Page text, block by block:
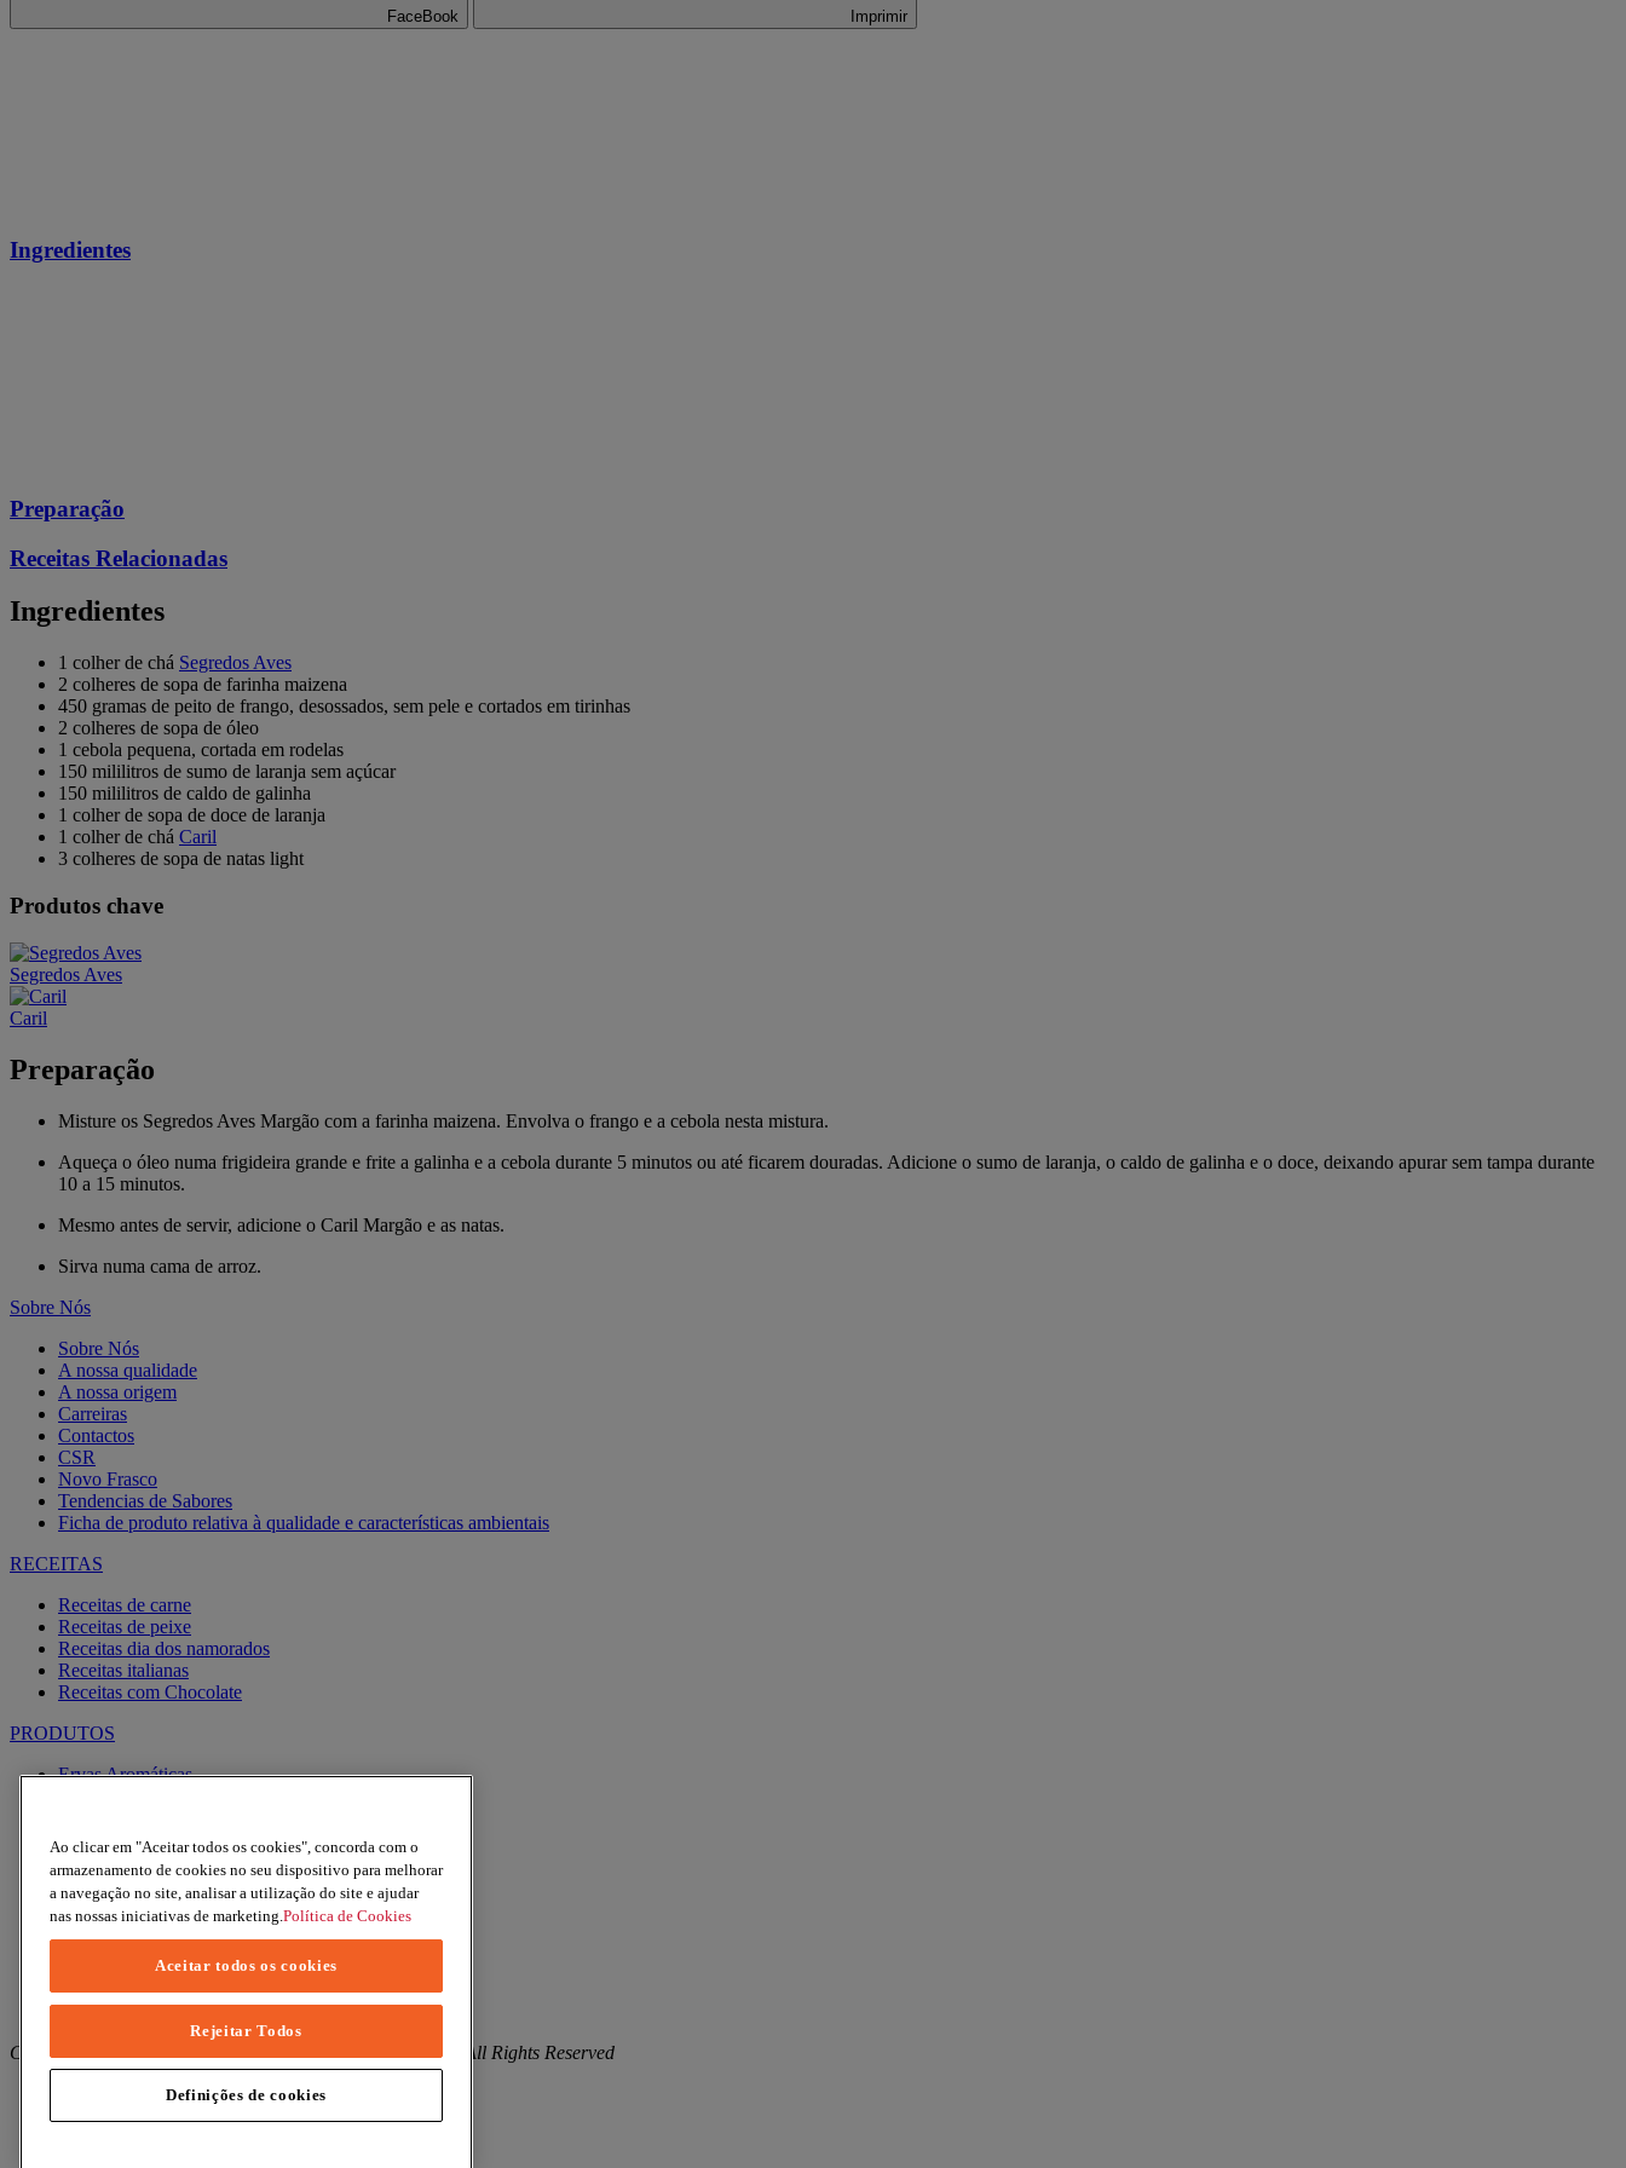
FaceBook Imprimir
Ingredientes
Preparação
Receitas Relacionadas
Ingredientes
1 colher de chá Segredos Aves
2 colheres de sopa de farinha maizena
450 gramas de peito de frango, desossados, sem pele e cortados em tirinhas
2 colheres de sopa de óleo
1 cebola pequena, cortada em rodelas
150 mililitros de sumo de laranja sem açúcar
150 mililitros de caldo de galinha
1 colher de sopa de doce de laranja
1 colher de chá Caril
3 colheres de sopa de natas light
Produtos chave
Segredos Aves
Caril
Preparação
Misture os Segredos Aves Margão com a farinha maizena. Envolva o frango e a cebola nesta mistura.
Aqueça o óleo numa frigideira grande e frite a galinha e a cebola durante 5 minutos ou até ficarem douradas. Adicione o sumo de laranja, o caldo de galinha e o doce, deixando apurar sem tampa durante
10 a 15 minutos.
Mesmo antes de servir, adicione o Caril Margão e as natas.
Sirva numa cama de arroz.
Sobre Nós
Sobre Nós
A nossa qualidade
A nossa origem
Carreiras
Contactos
CSR
Novo Frasco
Tendencias de Sabores
Ficha de produto relativa à qualidade e características ambientais
RECEITAS
Receitas de carne
Receitas de peixe
Receitas dia dos namorados
Receitas italianas
Receitas com Chocolate
PRODUTOS
Ervas Aromáticas
Alhos
Moinhos
Produtos BIO
Express
Facebook
YouTube
Instagram
Copyright © 2026 Margao (McCormick & Company, Inc). All Rights Reserved
Política de Privacidade
Ao clicar em "Aceitar todos os cookies", concorda com o
armazenamento de cookies no seu dispositivo para melhorar
a navegação no site, analisar a utilização do site e ajudar
nas nossas iniciativas de marketing.Política de Cookies
Aceitar todos os cookies
Rejeitar Todos
Definições de cookies